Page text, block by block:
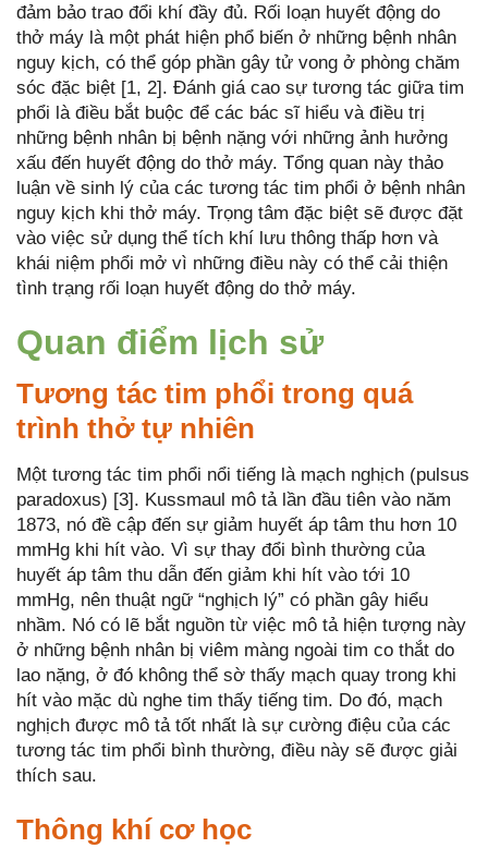
đảm bảo trao đổi khí đầy đủ. Rối loạn huyết động do
thở máy là một phát hiện phổ biến ở những bệnh nhân
nguy kịch, có thể góp phần gây tử vong ở phòng chăm
sóc đặc biệt [1, 2]. Đánh giá cao sự tương tác giữa tim
phổi là điều bắt buộc để các bác sĩ hiểu và điều trị
những bệnh nhân bị bệnh nặng với những ảnh hưởng
xấu đến huyết động do thở máy. Tổng quan này thảo
luận về sinh lý của các tương tác tim phổi ở bệnh nhân
nguy kịch khi thở máy. Trọng tâm đặc biệt sẽ được đặt
vào việc sử dụng thể tích khí lưu thông thấp hơn và
khái niệm phổi mở vì những điều này có thể cải thiện
tình trạng rối loạn huyết động do thở máy.
Quan điểm lịch sử
Tương tác tim phổi trong quá
trình thở tự nhiên
Một tương tác tim phổi nổi tiếng là mạch nghịch (pulsus
paradoxus) [3]. Kussmaul mô tả lần đầu tiên vào năm
1873, nó đề cập đến sự giảm huyết áp tâm thu hơn 10
mmHg khi hít vào. Vì sự thay đổi bình thường của
huyết áp tâm thu dẫn đến giảm khi hít vào tới 10
mmHg, nên thuật ngữ “nghịch lý” có phần gây hiểu
nhầm. Nó có lẽ bắt nguồn từ việc mô tả hiện tượng này
ở những bệnh nhân bị viêm màng ngoài tim co thắt do
lao nặng, ở đó không thể sờ thấy mạch quay trong khi
hít vào mặc dù nghe tim thấy tiếng tim. Do đó, mạch
nghịch được mô tả tốt nhất là sự cường điệu của các
tương tác tim phổi bình thường, điều này sẽ được giải
thích sau.
Thông khí cơ học